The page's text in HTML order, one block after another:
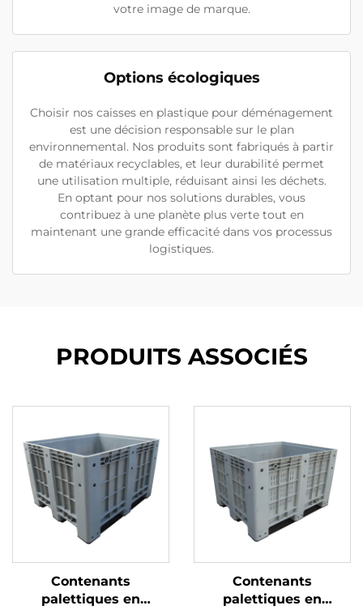
votre image de marque.
Options écologiques
Choisir nos caisses en plastique pour déménagement
est une décision responsable sur le plan
environnemental. Nos produits sont fabriqués à partir
de matériaux recyclables, et leur durabilité permet
une utilisation multiple, réduisant ainsi les déchets.
En optant pour nos solutions durables, vous
contribuez à une planète plus verte tout en
maintenant une grande efficacité dans vos processus
logistiques.
PRODUITS ASSOCIÉS
Contenants
palettiques en
Contenants
palettiques en